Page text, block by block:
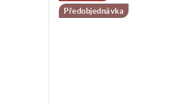
Předobjednávka